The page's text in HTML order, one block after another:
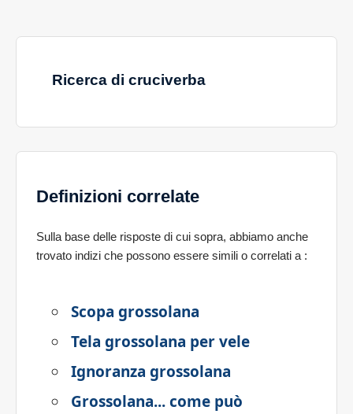
Ricerca di cruciverba
Definizioni correlate
Sulla base delle risposte di cui sopra, abbiamo anche
trovato indizi che possono essere simili o correlati a :
Scopa grossolana
Tela grossolana per vele
Ignoranza grossolana
Grossolana... come può